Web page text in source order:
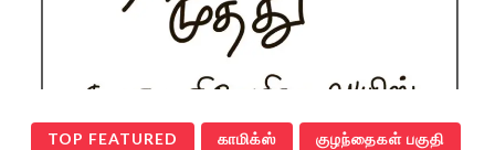
TOP FEATURED காமிக்ஸ் குழந்தைகள் பகுதி